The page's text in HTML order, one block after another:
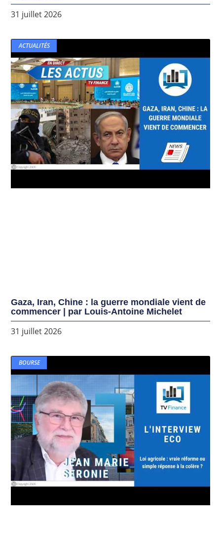
31 juillet 2026
ACTUALITÉS
Gaza, Iran, Chine : la guerre mondiale vient de
commencer | par Louis-Antoine Michelet
31 juillet 2026
BOURSE